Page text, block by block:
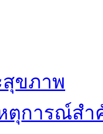
ขภาพ
ตุการณ์ส